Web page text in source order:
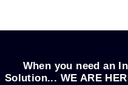
When you need an
Solution... WE ARE